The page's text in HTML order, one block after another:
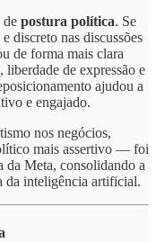
de postura política. Se
discreto nas discussões
de forma mais clara
liberdade de expressão e
ajudou a
e engajado.
nos negócios,
mais assertivo — foi
da Meta, consolidando a
da inteligência artificial.